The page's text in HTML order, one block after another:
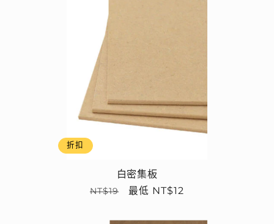
折扣
白密集板
定
NT$19
售
最低 NT$12